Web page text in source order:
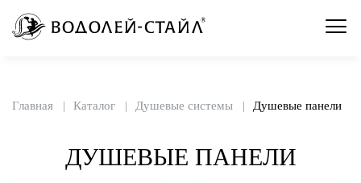
Главная Каталог Душевые системы Душевые панели
ДУШЕВЫЕ ПАНЕЛИ